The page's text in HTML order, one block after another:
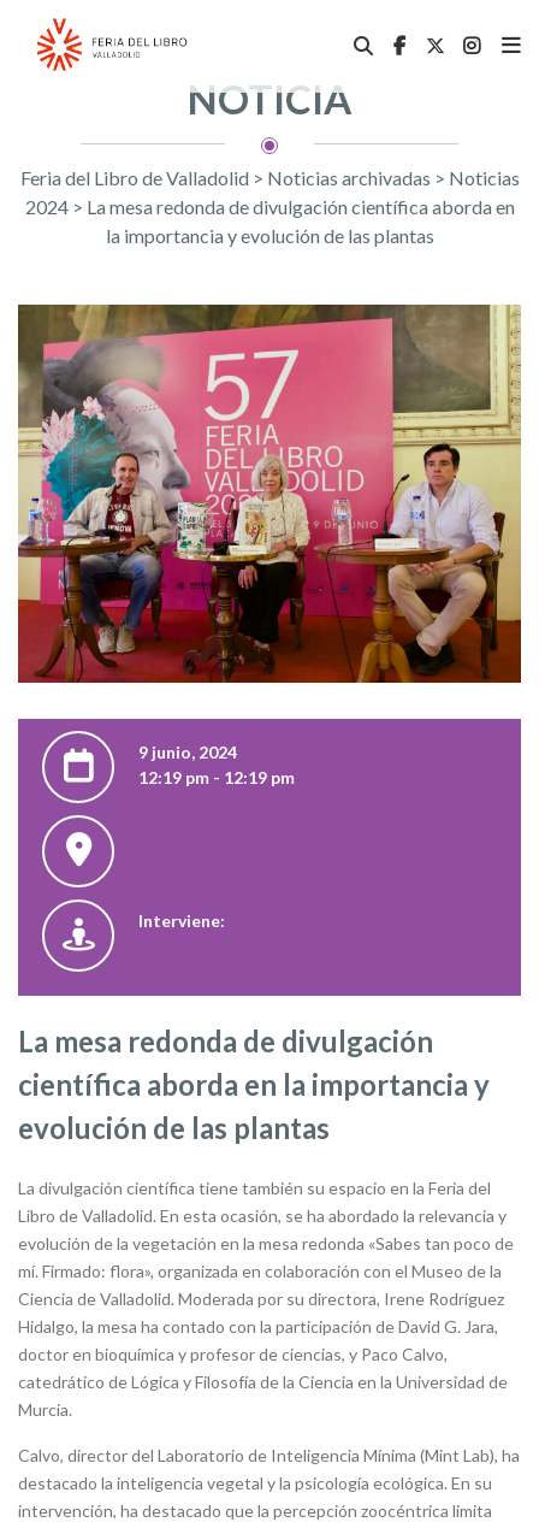
NOTICIA
Feria del Libro de Valladolid > Noticias archivadas > Noticias
2024> La mesa redonda de divulgación científica aborda en
la importancia y evolución de las plantas
9 junio, 2024
12:19 pm - 12:19 pm
Interviene:
La mesa redonda de divulgación
científica aborda en la importancia y
evolución de las plantas
La divulgación científica tiene también su espacio en la Feria del
Libro de Valladolid. En esta ocasión, se ha abordado la relevancia y
evolución de la vegetación en la mesa redonda «Sabes tan poco de
mí. Firmado: flora», organizada en colaboración con el Museo de la
Ciencia de Valladolid. Moderada por su directora, Irene Rodríguez
Hidalgo, la mesa ha contado con la participación de David G. Jara,
doctor en bioquímica y profesor de ciencias, y Paco Calvo,
catedrático de Lógica y Filosofía de la Ciencia en la Universidad de
Murcia.
Calvo, director del Laboratorio de Inteligencia Mínima (Mint Lab), ha
destacado la inteligencia vegetal y la psicología ecológica. En su
intervención, ha destacado que la percepción zoocéntrica limita